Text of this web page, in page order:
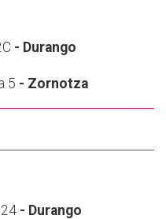
- Durango
5 - Zornotza
- Durango